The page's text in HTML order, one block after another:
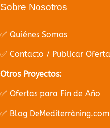
Sobre Nosotros
✅ Quiénes Somos
✅ Contacto / Publicar Oferta
Otros Proyectos:
✅ Ofertas para Fin de Año
✅ Blog DeMediterràning.com